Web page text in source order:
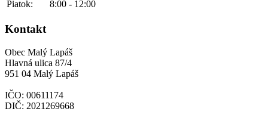
Piatok:
8:00 - 12:00
Kontakt
Obec Malý Lapáš
Hlavná ulica 87/4
951 04 Malý Lapáš
IČO: 00611174
DIČ: 2021269668